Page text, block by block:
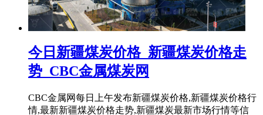
今日新疆煤炭价格_新疆煤炭价格走
势_CBC金属煤炭网
CBC金属网每日上午发布新疆煤炭价格,新疆煤炭价格行
情,最新新疆煤炭价格走势,新疆煤炭最新市场行情等信